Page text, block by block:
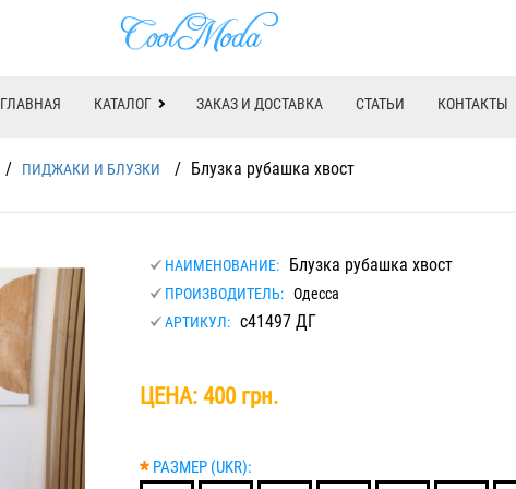
ГЛАВНАЯ КАТАЛОГ ЗАКАЗ И ДОСТАВКА СТАТЬИ КОНТАКТЫ
/ ПИДЖАКИ И БЛУЗКИ / Блузка рубашка хвост
НАИМЕНОВАНИЕ: Блузка рубашка хвост
ПРОИЗВОДИТЕЛЬ: Одесса
АРТИКУЛ: с41497 ДГ
ЦЕНА: 400 грн.
* РАЗМЕР (UKR):